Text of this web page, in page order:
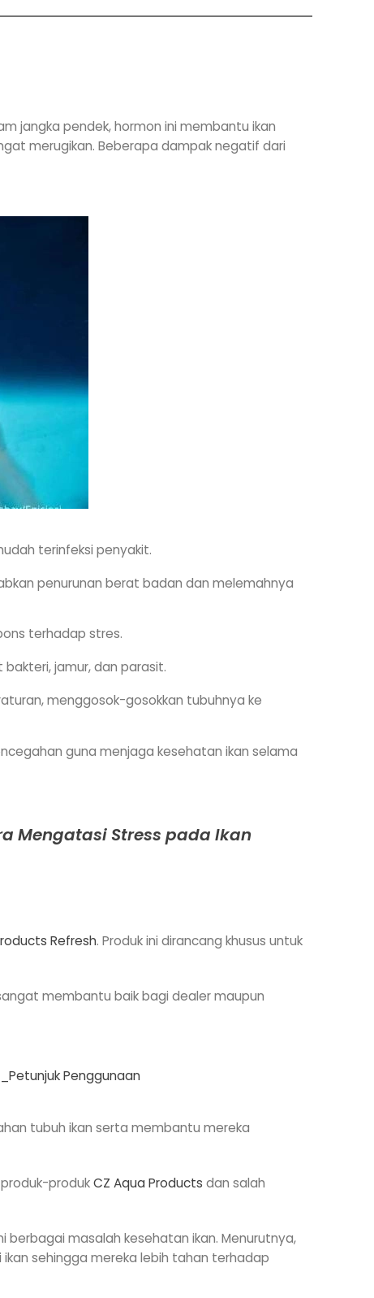
jangka pendek, hormon ini membantu ikan
merugikan. Beberapa dampak negatif dari
terinfeksi penyakit.
penurunan berat badan dan melemahnya
terhadap stres.
jamur, dan parasit.
menggosok-gosokkan tubuhnya ke
guna menjaga kesehatan ikan selama
Mengatasi Stress pada Ikan
Refresh. Produk ini dirancang khusus untuk
membantu baik bagi dealer maupun
tubuh ikan serta membantu mereka
produkCZ Aqua Products dan salah
berbagai masalah kesehatan ikan. Menurutnya,
sehingga mereka lebih tahan terhadap